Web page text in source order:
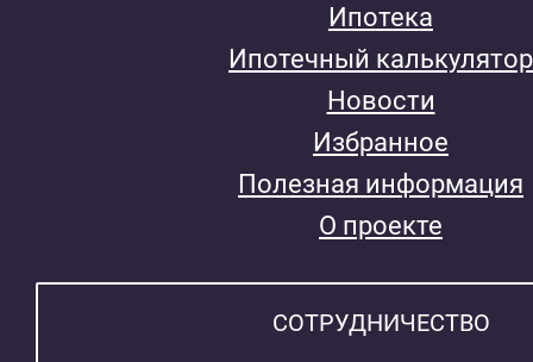
Ипотека
Ипотечный калькулятор
Новости
Избранное
Полезная информация
О проекте
СОТРУДНИЧЕСТВО